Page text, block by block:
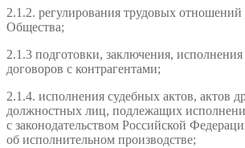
2.1.2. регулирования трудовых отношений
Общества;
2.1.3 подготовки, заключения,
договоров с контрагентами;
2.1.4. исполнения судебных актов, актов
должностных лиц, подлежащих
с законодательством Российской
об исполнительном производстве;